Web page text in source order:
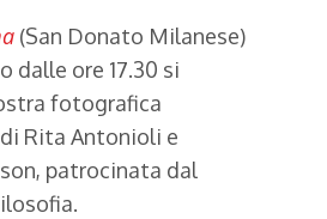
(San Donato Milanese)
dalle ore 17.30 si
fotografica
di Rita Antonioli e
patrocinata dal